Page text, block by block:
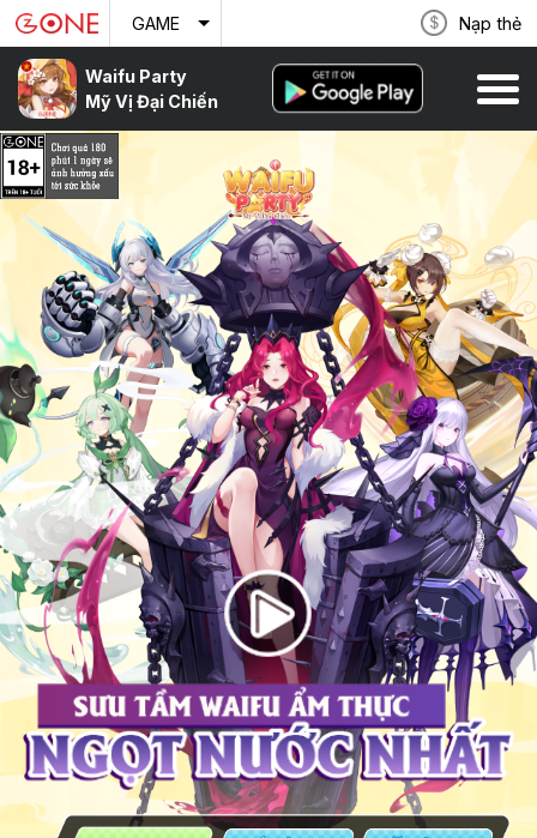
GAME
Dòng Máu Anh Hùng
Vườn Hoa Hạnh Phúc
Vận Mệnh Anh Hùng
Hồi Ức Kiếm Thế
Phong Ma Tam Quốc
Đại Chiến Tanks
Nhất Niệm Tiêu Dao
Đội Hình Tối Thượng
Nạp thẻ
Waifu Party
Mỹ Vị Đại Chiến